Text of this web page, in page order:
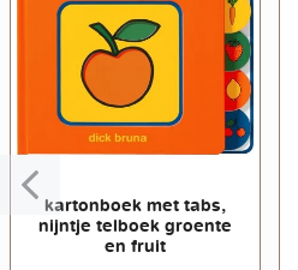
kartonboek met tabs,
nijntje telboek groente
en fruit